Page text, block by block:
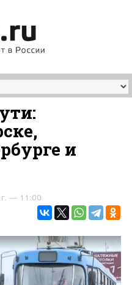
и
г. — 11:00